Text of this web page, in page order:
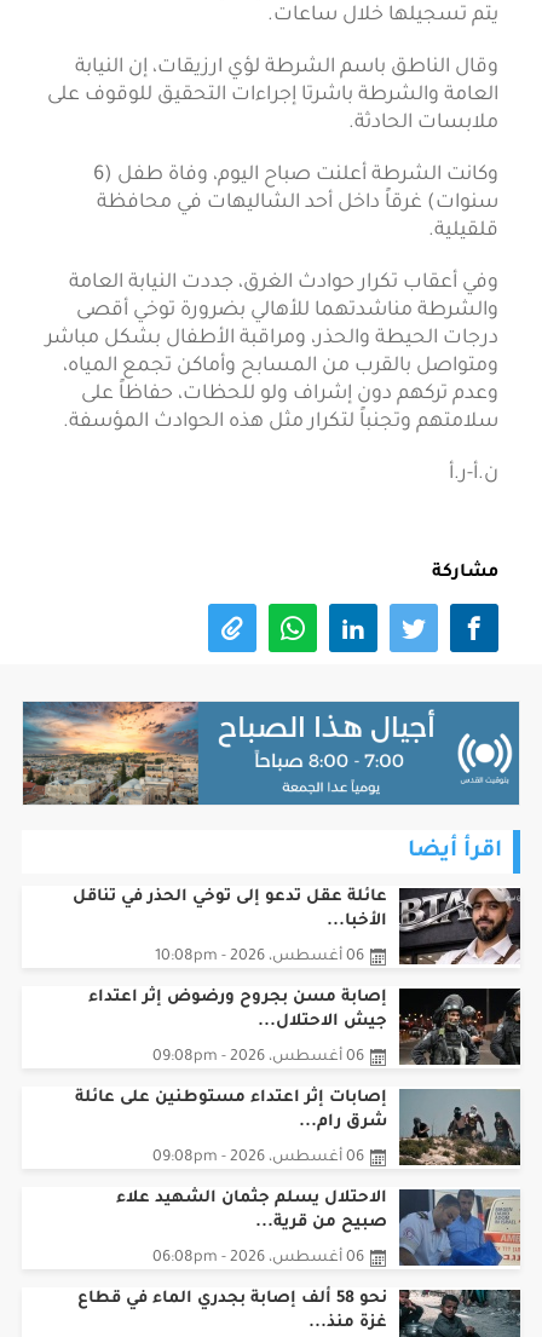
يتم تسجيلها خلال ساعات.
وقال الناطق باسم الشرطة لؤي ارزيقات، إن النيابة
العامة والشرطة باشرتا إجراءات التحقيق للوقوف على
ملابسات الحادثة.
وكانت الشرطة أعلنت صباح اليوم، وفاة طفل (6
سنوات) غرقاً داخل أحد الشاليهات في محافظة
قلقيلية.
وفي أعقاب تكرار حوادث الغرق، جددت النيابة العامة
والشرطة مناشدتهما للأهالي بضرورة توخي أقصى
درجات الحيطة والحذر، ومراقبة الأطفال بشكل مباشر
ومتواصل بالقرب من المسابح وأماكن تجمع المياه،
وعدم تركهم دون إشراف ولو للحظات، حفاظاً على
سلامتهم وتجنباً لتكرار مثل هذه الحوادث المؤسفة.
ن.أ-ر.أ
مشاركة
اقرأ أيضا
عائلة عقل تدعو إلى توخي الحذر في تناقل
الأخبا...
06 أغسطس، 2026 - 10:08pm
إصابة مسن بجروح ورضوض إثر اعتداء
جيش الاحتلال...
06 أغسطس، 2026 - 09:08pm
‏إصابات إثر اعتداء مستوطنين على عائلة
شرق رام...
06 أغسطس، 2026 - 09:08pm
الاحتلال يسلم جثمان الشهيد علاء
صبيح من قرية...
06 أغسطس، 2026 - 06:08pm
نحو 58 ألف إصابة بجدري الماء في قطاع
غزة منذ...